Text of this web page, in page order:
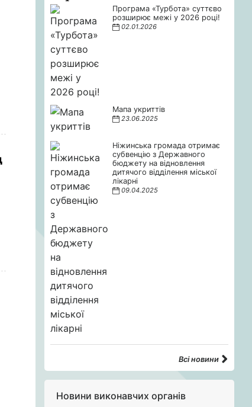
Програма «Турбота» суттєво
розширює межі у 2026 році!
02.01.2026
Мапа укриттів
23.06.2025
Ніжинська громада отримає
субвенцію з Державного
бюджету на відновлення
дитячого відділення міської
лікарні
09.04.2025
Всі новини
Новини виконавчих органів